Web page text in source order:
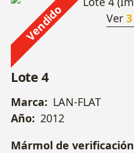
Vendido Ver 3
Lote 4
Marca: LAN-FLAT
Año: 2012
Mármol de verificación